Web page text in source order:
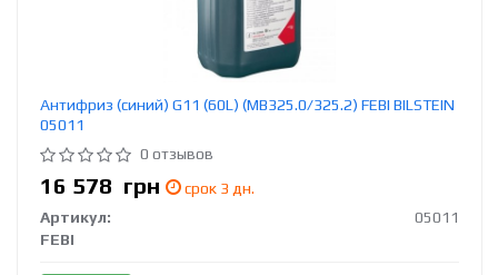
Антифриз (синий) G11 (60L) (MB325.0/325.2) FEBI BILSTEIN
05011
0 отзывов
16 578 грн
срок 3 дн.
Артикул:
05011
FEBI